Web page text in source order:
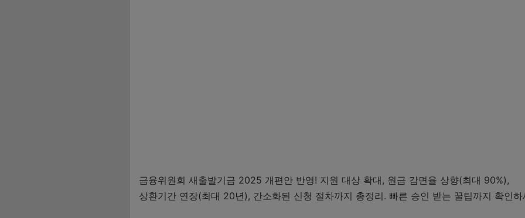
금융위원회 새출발기금 2025 개편안 반영! 지원 대상 확대, 원금 감면율 상향(최대 90%),
상환기간 연장(최대 20년), 간소화된 신청 절차까지 총정리. 빠른 승인 받는 꿀팁까지 확인하